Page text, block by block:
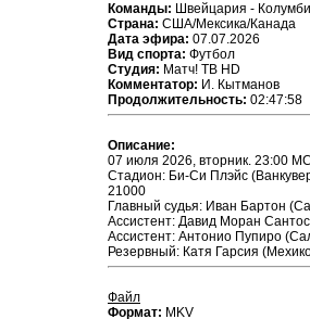
Команды: Швейцария -
Страна: США/Мексика/Канада
Дата эфира: 07.07.2026
Вид спорта: Футбол
Студия: Матч! ТВ HD
Комментатор: И. Кытманов
Продолжительность: 02:47:58
Описание:
07 июля 2026, вторник. 23:00
Стадион: Би-Си Плэйс
21000
Главный судья: Иван Бартон
Ассистент: Давид Моран
Ассистент: Антонио Пупиро
Резервный: Катя Гарсия
Файл
Формат: MKV